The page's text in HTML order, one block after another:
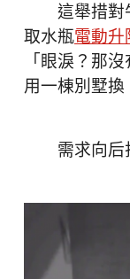
這舉措對
取水瓶電動升
「眼淚？那
用一棟別墅
需求向后